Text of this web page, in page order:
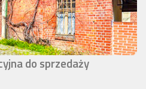
do sprzedaży